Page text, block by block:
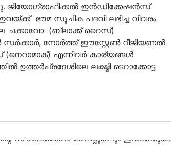
ജിയോഗ്രാഫിക്കൽ ഇൻഡിക്കേഷൻസ്
ഭൗമ സൂചിക പദവി ലഭിച്ച വിവരം
ചക്കാവോ (ബ്ലാക്ക് റൈസ്)
സർക്കാർ, നോർത്ത് ഈസ്റ്റേൺ റീജിയണൽ
(നെറാമാക്) എന്നിവർ കാര്യങ്ങൾ
ഉത്തർപ്രദേശിലെ ലക്ഷ്മി ടെറാക്കോട്ട
ഗ്ലൂട്ടിനസ് നെല്ലായ
സൗരഭ്യമാണ്. മണിപ്പൂരിലും ഇന്ത്യയുടെ